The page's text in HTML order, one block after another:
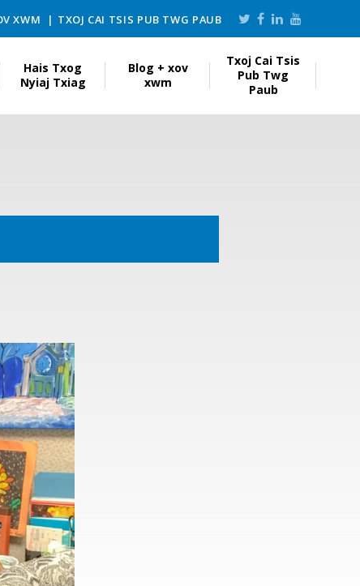
XWM TXOJ CAI TSIS PUB TWG PAUB
Hais Txog
Nyiaj Txiag
Blog + xov
xwm
Txoj Cai Tsis
Pub Twg
Paub